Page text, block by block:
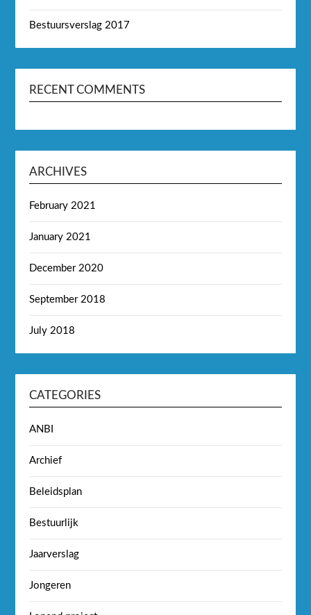
Bestuursverslag 2017
RECENT COMMENTS
ARCHIVES
February 2021
January 2021
December 2020
September 2018
July 2018
CATEGORIES
ANBI
Archief
Beleidsplan
Bestuurlijk
Jaarverslag
Jongeren